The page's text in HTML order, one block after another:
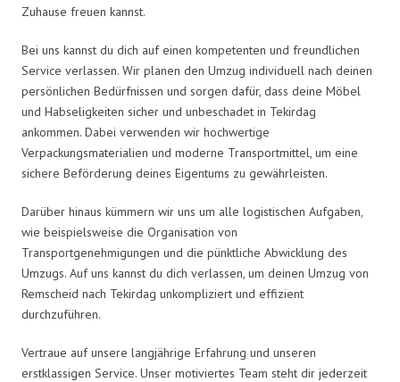
Zuhause freuen kannst.
Bei uns kannst du dich auf einen kompetenten und freundlichen
Service verlassen. Wir planen den Umzug individuell nach deinen
persönlichen Bedürfnissen und sorgen dafür, dass deine Möbel
und Habseligkeiten sicher und unbeschadet in Tekirdag
ankommen. Dabei verwenden wir hochwertige
Verpackungsmaterialien und moderne Transportmittel, um eine
sichere Beförderung deines Eigentums zu gewährleisten.
Darüber hinaus kümmern wir uns um alle logistischen Aufgaben,
wie beispielsweise die Organisation von
Transportgenehmigungen und die pünktliche Abwicklung des
Umzugs. Auf uns kannst du dich verlassen, um deinen Umzug von
Remscheid nach Tekirdag unkompliziert und effizient
durchzuführen.
Vertraue auf unsere langjährige Erfahrung und unseren
erstklassigen Service. Unser motiviertes Team steht dir jederzeit